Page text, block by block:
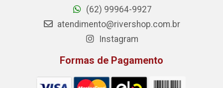
(62) 99964-9927
atendimento@rivershop.com.br
Instagram
Formas de Pagamento